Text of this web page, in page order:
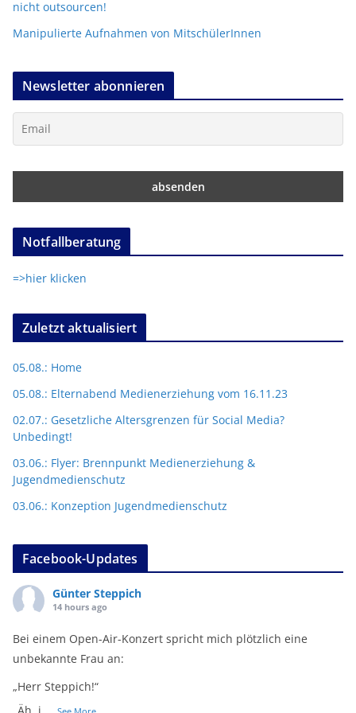
nicht outsourcen!
Manipulierte Aufnahmen von MitschülerInnen
Newsletter abonnieren
Notfallberatung
=>hier klicken
Zuletzt aktualisiert
05.08.: Home
05.08.: Elternabend Medienerziehung vom 16.11.23
02.07.: Gesetzliche Altersgrenzen für Social Media?
Unbedingt!
03.06.: Flyer: Brennpunkt Medienerziehung &
Jugendmedienschutz
03.06.: Konzeption Jugendmedienschutz
Facebook-Updates
Günter Steppich
14 hours ago
Bei einem Open-Air-Konzert spricht mich plötzlich eine
unbekannte Frau an:
„Herr Steppich!“